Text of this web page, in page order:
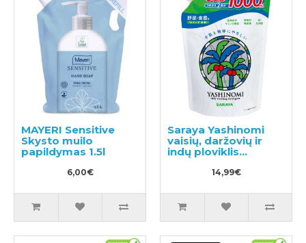
MAYERI Sensitive
Skysto muilo
papildymas 1.5l
6,00€
Saraya Yashinomi
vaisių, daržovių ir
indų ploviklis
papildymas 1000ml
14,99€